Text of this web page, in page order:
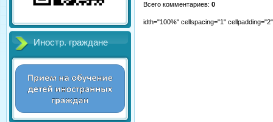
Иностр. граждане
Всего комментариев: 0
idth="100%" cellspacing="1"